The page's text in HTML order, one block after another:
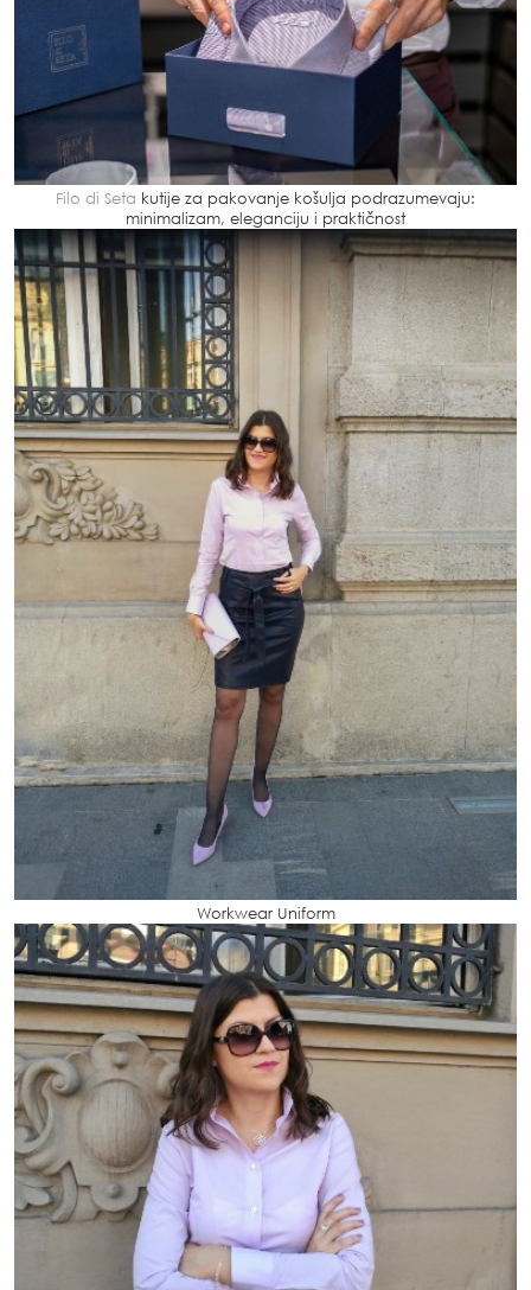
Filo di Seta kutije za pakovanje košulja podrazumevaju:
minimalizam, eleganciju i praktičnost
Workwear Uniform